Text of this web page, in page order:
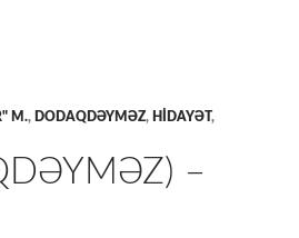
M., DODAQDƏYMƏZ, HİDAYƏT,
–